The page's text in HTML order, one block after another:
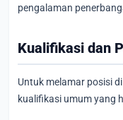
pengalaman
Kualifikasi dan
Untuk melamar posisi
kualifikasi umum yang